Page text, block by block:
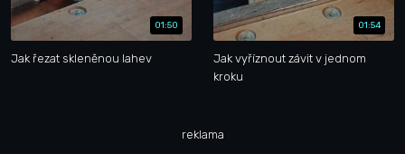
01:50
Jak řezat skleněnou lahev
01:54
Jak vyříznout závit v jednom
kroku
reklama